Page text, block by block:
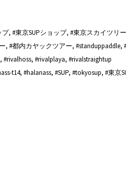
, #東京SUPショップ, #東京スカイツリ
, #都内カヤックツアー, #standuppaddle,
#rivalhoss, #rivalplaya, #rivalstraightup
t14, #halanass, #SUP, #tokyosup, #東京